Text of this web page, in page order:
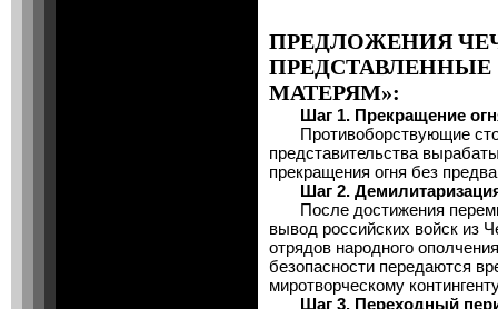
ПРЕДЛОЖЕНИЯ
МАТЕРЯМ»:
Шаг 1. Прекращение
Противоборствующие
представительства
прекращения огня без
Шаг 2.
После достижения
вывод российских войск из
отрядов народного
безопасности передаются
миротворческому
Шаг 3. Переходный